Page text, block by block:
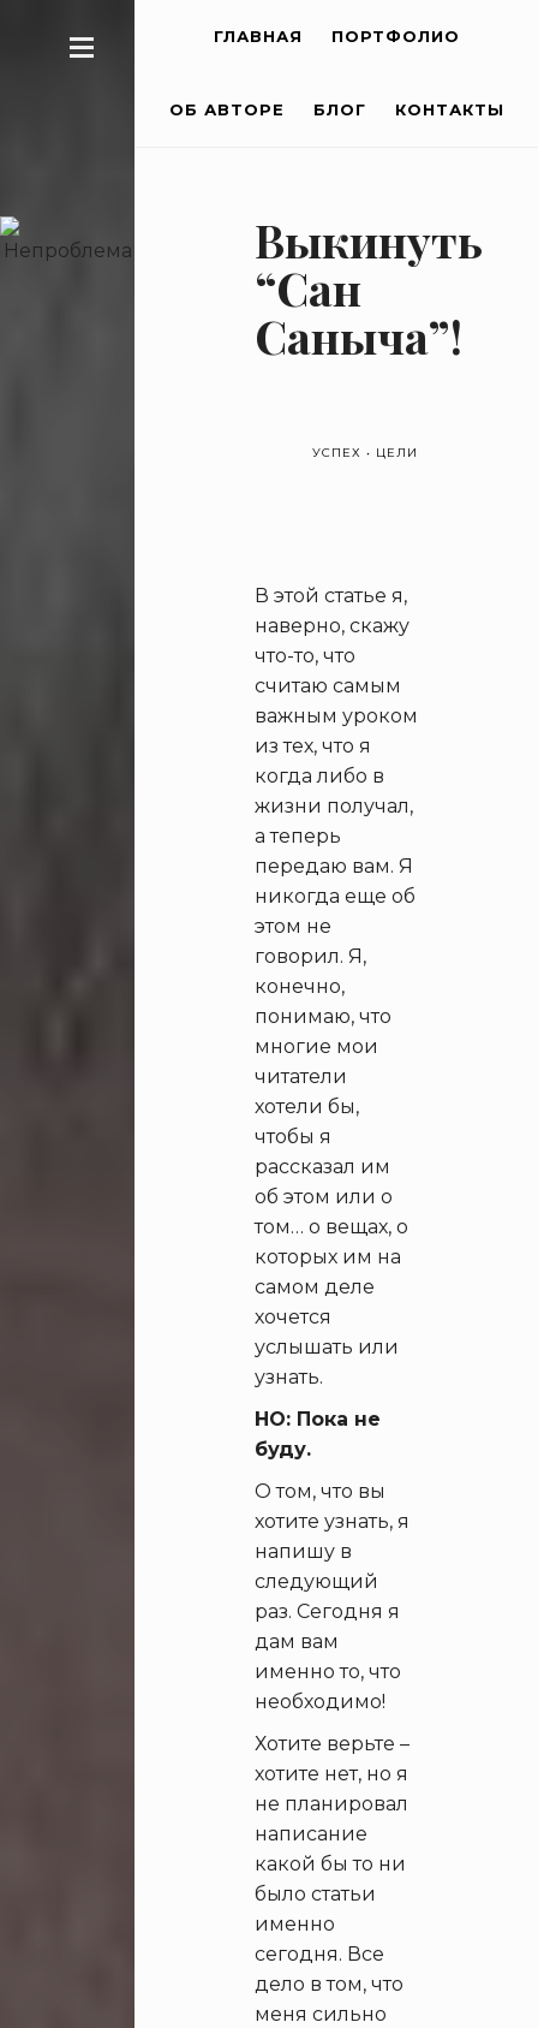
ГЛАВНАЯ ПОРТФОЛИО
ОБ АВТОРЕ БЛОГ КОНТАКТЫ
Выкинуть
“Сан
Саныча”!
УСПЕХ • ЦЕЛИ
В этой статье я,
наверно, скажу
что-то, что
считаю самым
важным уроком
из тех, что я
когда либо в
жизни получал,
а теперь
передаю вам. Я
никогда еще об
этом не
говорил. Я,
конечно,
понимаю, что
многие мои
читатели
хотели бы,
чтобы я
рассказал им
об этом или о
том… о вещах, о
которых им на
самом деле
хочется
услышать или
узнать.
НО: Пока не
буду.
О том, что вы
хотите узнать, я
напишу в
следующий
раз. Сегодня я
дам вам
именно то, что
необходимо!
Хотите верьте –
хотите нет, но я
не планировал
написание
какой бы то ни
было статьи
именно
сегодня. Все
дело в том, что
меня сильно